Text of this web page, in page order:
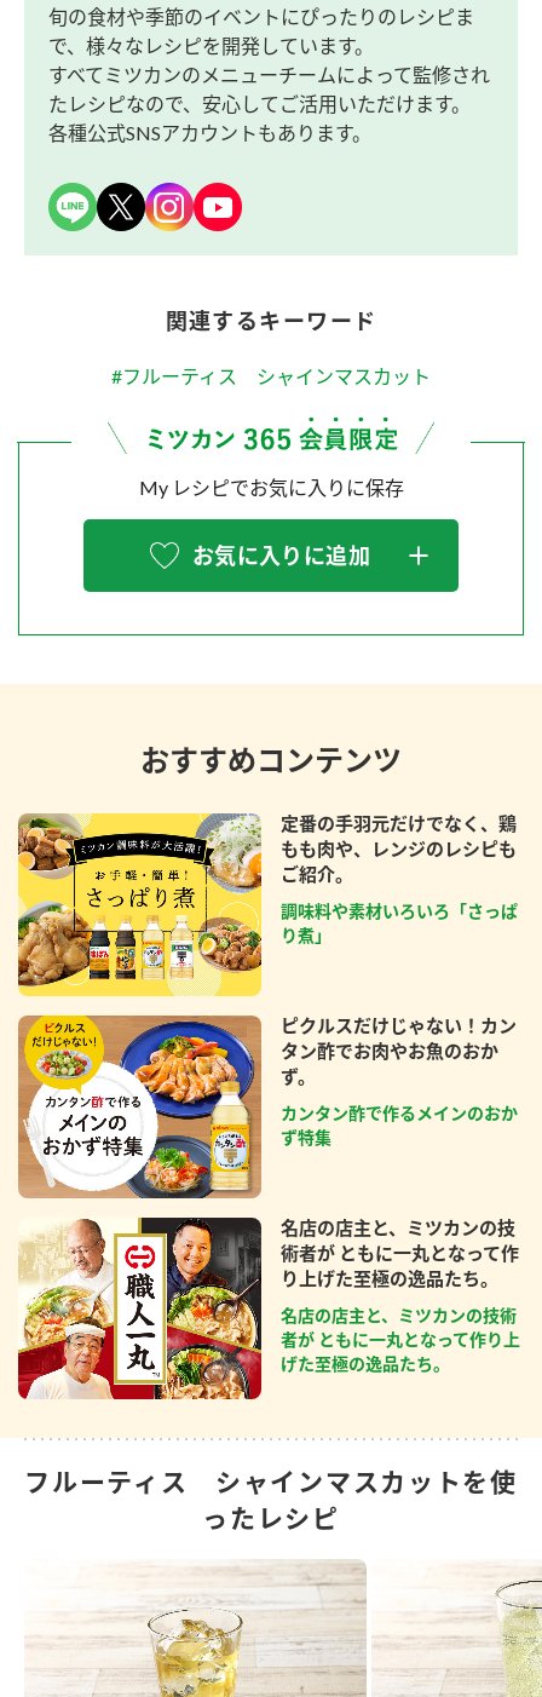
旬の食材や季節のイベントにぴったりのレシピま
で、様々なレシピを開発しています。
すべてミツカンのメニューチームによって監修され
たレシピなので、安心してご活用いただけます。
各種公式SNSアカウントもあります。
関連するキーワード
#フルーティス シャインマスカット
My レシピでお気に入りに保存
お気に入りに追加
おすすめコンテンツ
定番の手羽元だけでなく、鶏
もも肉や、レンジのレシピも
ご紹介。
調味料や素材いろいろ「さっぱ
り煮」
ピクルスだけじゃない！カン
タン酢でお肉やお魚のおか
ず。
カンタン酢で作るメインのおか
ず特集
名店の店主と、ミツカンの技
術者が ともに一丸となって作
り上げた至極の逸品たち。
名店の店主と、ミツカンの技術
者が ともに一丸となって作り上
げた至極の逸品たち。
フルーティス シャインマスカットを使
ったレシピ